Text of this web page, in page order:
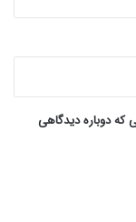
که دوباره دیدگاهی